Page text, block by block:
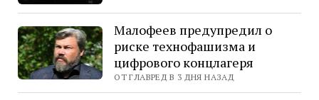
Малофеев предупредил о
риске технофашизма и
цифрового концлагеря
ОТ ГЛАВРЕД В 3 ДНЯ НАЗАД